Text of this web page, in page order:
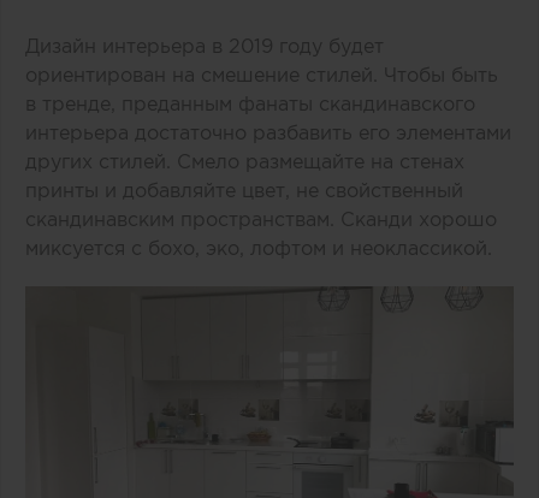
Дизайн интерьера в 2019 году будет
ориентирован на смешение стилей. Чтобы быть
в тренде, преданным фанаты скандинавского
интерьера достаточно разбавить его элементами
других стилей. Смело размещайте на стенах
принты и добавляйте цвет, не свойственный
скандинавским пространствам. Сканди хорошо
миксуется с бохо, эко, лофтом и неоклассикой.